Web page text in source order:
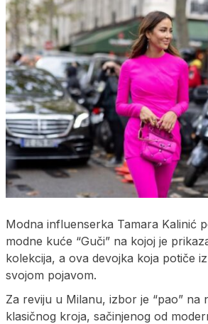
Modna influenserka Tamara Kalinić
modne kuće “Guči” na kojoj je
kolekcija, a ova devojka koja potiče
svojom pojavom.
Za reviju u Milanu, izbor je “pao” na
klasičnog kroja, sačinjenog od